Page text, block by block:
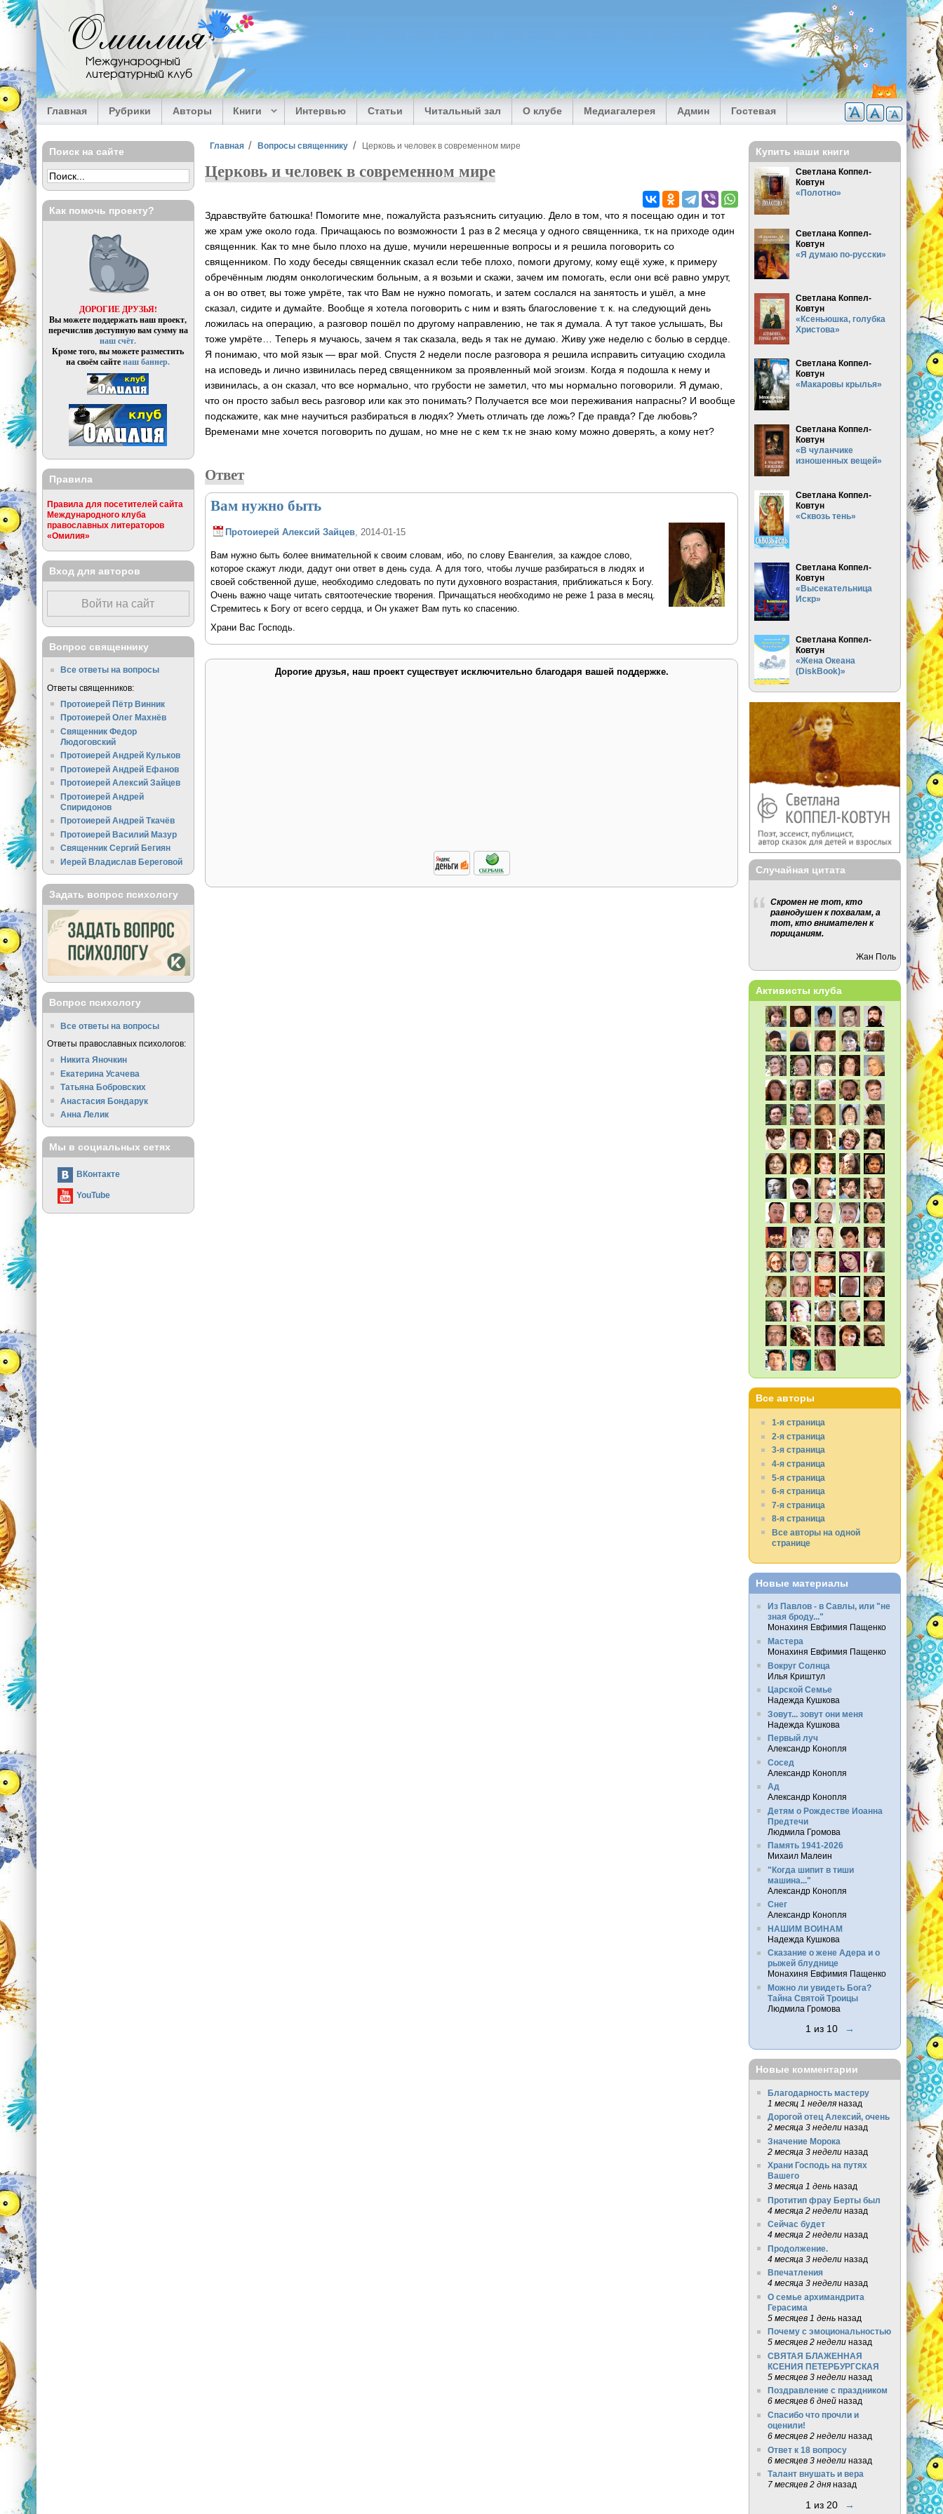
Перейти к основному содержанию
Омилия
Международный
литературный клуб
Главная Рубрики Авторы Книги Интервью Статьи Читальный зал О клубе Медиагалерея Админ Гостевая
Вы здесь
Главная Вопросы священнику Церковь и человек в современном мире
Церковь и человек в современном мире
Здравствуйте батюшка! Помогите мне, пожалуйста разъяснить ситуацию. Дело в том, что я посещаю один и тот
же храм уже около года. Причащаюсь по возможности 1 раз в 2 месяца у одного священника, т.к на приходе один
священник. Как то мне было плохо на душе, мучили нерешенные вопросы и я решила поговорить со
священником. По ходу беседы священник сказал если тебе плохо, помоги другому, кому ещё хуже, к примеру
обречённым людям онкологическим больным, а я возьми и скажи, зачем им помогать, если они всё равно умрут,
а он во ответ, вы тоже умрёте, так что Вам не нужно помогать, и затем сослался на занятость и ушёл, а мне
сказал, сидите и думайте. Вообще я хотела поговорить с ним и взять благословение т. к. на следующий день
ложилась на операцию, а разговор пошёл по другому направлению, не так я думала. А тут такое услышать, Вы
тоже умрёте… Теперь я мучаюсь, зачем я так сказала, ведь я так не думаю. Живу уже неделю с болью в сердце.
Я понимаю, что мой язык — враг мой. Спустя 2 недели после разговора я решила исправить ситуацию сходила
на исповедь и лично извинилась перед священником за проявленный мой эгоизм. Когда я подошла к нему и
извинилась, а он сказал, что все нормально, что грубости не заметил, что мы нормально поговорили. Я думаю,
что он просто забыл весь разговор или как это понимать? Получается все мои переживания напрасны? И вообще
подскажите, как мне научиться разбираться в людях? Уметь отличать где ложь? Где правда? Где любовь?
Временами мне хочется поговорить по душам, но мне не с кем т.к не знаю кому можно доверять, а кому нет?
Ответ
Вам нужно быть
Протоиерей Алексий Зайцев, 2014-01-15
Вам нужно быть более внимательной к своим словам, ибо, по слову Евангелия, за каждое слово,
которое скажут люди, дадут они ответ в день суда. А для того, чтобы лучше разбираться в людях и
своей собственной душе, необходимо следовать по пути духовного возрастания, приближаться к Богу.
Очень важно чаще читать святоотеческие творения. Причащаться необходимо не реже 1 раза в месяц.
Стремитесь к Богу от всего сердца, и Он укажет Вам путь ко спасению.
Храни Вас Господь.
Дорогие друзья, наш проект существует исключительно благодаря вашей поддержке.
Поиск на сайте
Как помочь проекту?
ДОРОГИЕ ДРУЗЬЯ!
Вы можете поддержать наш проект,
перечислив доступную вам сумму на
наш счёт.
Кроме того, вы можете разместить
на своём сайтенаш баннер.
Правила
Правила для посетителей сайта
Международного клуба
православных литераторов
«Омилия»
Вход для авторов
Войти на сайт
Вопрос священнику
Все ответы на вопросы
Ответы священников:
Протоиерей Пётр Винник
Протоиерей Олег Махнёв
Священник Федор
Людоговский
Протоиерей Андрей Кульков
Протоиерей Андрей Ефанов
Протоиерей Алексий Зайцев
Протоиерей Андрей
Спиридонов
Протоиерей Андрей Ткачёв
Протоиерей Василий Мазур
Священник Сергий Бегиян
Иерей Владислав Береговой
Задать вопрос психологу
Вопрос психологу
Все ответы на вопросы
Ответы православных психологов:
Никита Яночкин
Екатерина Усачева
Татьяна Бобровских
Анастасия Бондарук
Анна Лелик
Мы в социальных сетях
ВКонтакте
YouTube
Купить наши книги
Светлана Коппел-
Ковтун
«Полотно»
Светлана Коппел-
Ковтун
«Я думаю по-русски»
Светлана Коппел-
Ковтун
«Ксеньюшка, голубка
Христова»
Светлана Коппел-
Ковтун
«Макаровы крылья»
Светлана Коппел-
Ковтун
«В чуланчике
изношенных вещей»
Светлана Коппел-
Ковтун
«Сквозь тень»
Светлана Коппел-
Ковтун
«Высекательница
Искр»
Светлана Коппел-
Ковтун
«Жена Океана
(DiskBook)»
Случайная цитата
Скромен не тот, кто
равнодушен к похвалам, а
тот, кто внимателен к
порицаниям.
Жан Поль
Активисты клуба
Все авторы
1-я страница
2-я страница
3-я страница
4-я страница
5-я страница
6-я страница
7-я страница
8-я страница
Все авторы на одной
странице
Новые материалы
Из Павлов - в Савлы, или "не
зная броду..."
Монахиня Евфимия Пащенко
Мастера
Монахиня Евфимия Пащенко
Вокруг Солнца
Илья Криштул
Царской Семье
Надежда Кушкова
Зовут... зовут они меня
Надежда Кушкова
Первый луч
Александр Конопля
Сосед
Александр Конопля
Ад
Александр Конопля
Детям о Рождестве Иоанна
Предтечи
Людмила Громова
Память 1941-2026
Михаил Малеин
"Когда шипит в тиши
машина..."
Александр Конопля
Снег
Александр Конопля
НАШИМ ВОИНАМ
Надежда Кушкова
Сказание о жене Адера и о
рыжей блуднице
Монахиня Евфимия Пащенко
Можно ли увидеть Бога?
Тайна Святой Троицы
Людмила Громова
1 из 10 →
Новые комментарии
Благодарность мастеру
1 месяц 1 неделяназад
Дорогой отец Алексий, очень
2 месяца 3 неделиназад
Значение Морока
2 месяца 3 неделиназад
Храни Господь на путях
Вашего
3 месяца 1 деньназад
Протитип фрау Берты был
4 месяца 2 неделиназад
Сейчас будет
4 месяца 2 неделиназад
Продолжение.
4 месяца 3 неделиназад
Впечатления
4 месяца 3 неделиназад
О семье архимандрита
Герасима
5 месяцев 1 деньназад
Почему с эмоциональностью
5 месяцев 2 неделиназад
СВЯТАЯ БЛАЖЕННАЯ
КСЕНИЯ ПЕТЕРБУРГСКАЯ
5 месяцев 3 неделиназад
Поздравление с праздником
6 месяцев 6 днейназад
Спасибо что прочли и
оценили!
6 месяцев 2 неделиназад
Ответ к 18 вопросу
6 месяцев 3 неделиназад
Талант внушать и вера
7 месяцев 2 дняназад
1 из 20 →